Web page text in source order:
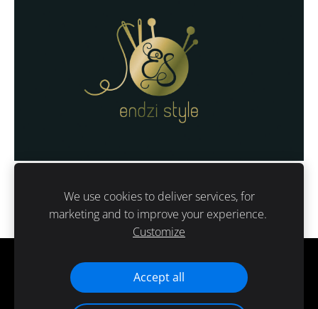
Cookies
We use cookies to deliver services, for
marketing and to improve your experience.
Customize
Accept all